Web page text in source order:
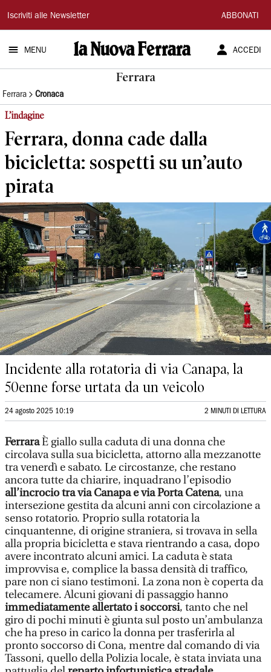
La
Nuova
Ferrara
Iscriviti alle Newsletter ABBONATI
MENU ACCEDI
Ferrara
Ferrara Cronaca
L’indagine
Ferrara, donna cade dalla
bicicletta: sospetti su un’auto
pirata
Incidente alla rotatoria di via Canapa, la
50enne forse urtata da un veicolo
24 agosto 2025 10:19 2 MINUTI DI LETTURA
FerraraÈ giallo sulla caduta di una donna che
circolava sulla sua bicicletta, attorno alla mezzanotte
tra venerdì e sabato. Le circostanze, che restano
ancora tutte da chiarire, inquadrano l’episodio
all’incrocio tra via Canapa e via Porta Catena, una
intersezione gestita da alcuni anni con circolazione a
senso rotatorio. Proprio sulla rotatoria la
cinquantenne, di origine straniera, si trovava in sella
alla propria bicicletta e stava rientrando a casa, dopo
avere incontrato alcuni amici. La caduta è stata
improvvisa e, complice la bassa densità di traffico,
pare non ci siano testimoni. La zona non è coperta da
telecamere. Alcuni giovani di passaggio hanno
immediatamente allertato i soccorsi, tanto che nel
giro di pochi minuti è giunta sul posto un’ambulanza
che ha preso in carico la donna per trasferirla al
pronto soccorso di Cona, mentre dal comando di via
Tassoni, quello della Polizia locale, è stata inviata una